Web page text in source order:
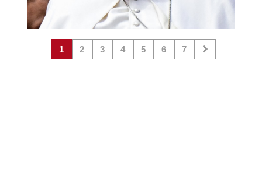
1 2 3 4 5 6 7